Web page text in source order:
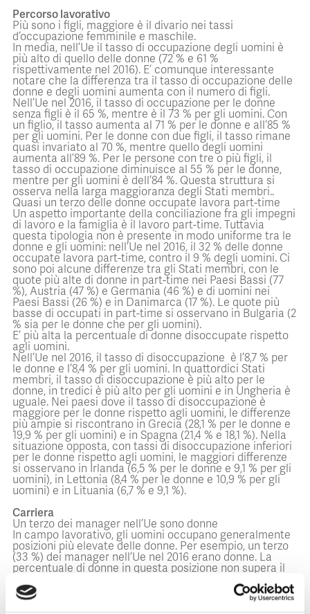
Percorso lavorativo
Più sono i figli, maggiore è il divario nei tassi
d’occupazione femminile e maschile.
In media, nell’Ue il tasso di occupazione degli uomini è
più alto di quello delle donne (72 % e 61 %
rispettivamente nel 2016). E’ comunque interessante
notare che la differenza tra il tasso di occupazione delle
donne e degli uomini aumenta con il numero di figli.
Nell’Ue nel 2016, il tasso di occupazione per le donne
senza figli è il 65 %, mentre è il 73 % per gli uomini. Con
un figlio, il tasso aumenta al 71 % per le donne e all’85 %
per gli uomini. Per le donne con due figli, il tasso rimane
quasi invariato al 70 %, mentre quello degli uomini
aumenta all’89 %. Per le persone con tre o più figli, il
tasso di occupazione diminuisce al 55 % per le donne,
mentre per gli uomini è dell’84 %. Questa struttura si
osserva nella larga maggioranza degli Stati membri..
Quasi un terzo delle donne occupate lavora part-time
Un aspetto importante della conciliazione fra gli impegni
di lavoro e la famiglia è il lavoro part-time. Tuttavia
questa tipologia non è presente in modo uniforme tra le
donne e gli uomini: nell’Ue nel 2016, il 32 % delle donne
occupate lavora part-time, contro il 9 % degli uomini. Ci
sono poi alcune differenze tra gli Stati membri, con le
quote più alte di donne in part-time nei Paesi Bassi (77
%), Austria (47 %) e Germania (46 %) e di uomini nei
Paesi Bassi (26 %) e in Danimarca (17 %). Le quote più
basse di occupati in part-time si osservano in Bulgaria (2
% sia per le donne che per gli uomini).
E’ più alta la percentuale di donne disoccupate rispetto
agli uomini.
Nell’Ue nel 2016, il tasso di disoccupazione è l’8,7 % per
le donne e l’8,4 % per gli uomini. In quattordici Stati
membri, il tasso di disoccupazione è più alto per le
donne, in tredici è più alto per gli uomini e in Ungheria è
uguale. Nei paesi dove il tasso di disoccupazione è
maggiore per le donne rispetto agli uomini, le differenze
più ampie si riscontrano in Grecia (28,1 % per le donne e
19,9 % per gli uomini) e in Spagna (21,4 % e 18,1 %). Nella
situazione opposta, con tassi di disoccupazione inferiori
per le donne rispetto agli uomini, le maggiori differenze
si osservano in Irlanda (6,5 % per le donne e 9,1 % per gli
uomini), in Lettonia (8,4 % per le donne e 10,9 % per gli
uomini) e in Lituania (6,7 % e 9,1 %).
Carriera
Un terzo dei manager nell’Ue sono donne
In campo lavorativo, gli uomini occupano generalmente
posizioni più elevate delle donne. Per esempio, un terzo
(33 %) dei manager nell’Ue nel 2016 erano donne. La
percentuale di donne in questa posizione non supera il
50 % in nessuno degli Stati membri: la quota maggiore si
osserva in Lettonia (47 %), Polonia e Slovenia (entrambe
41 %), Lituania, Ungheria e Svezia (tutti al 39 %).